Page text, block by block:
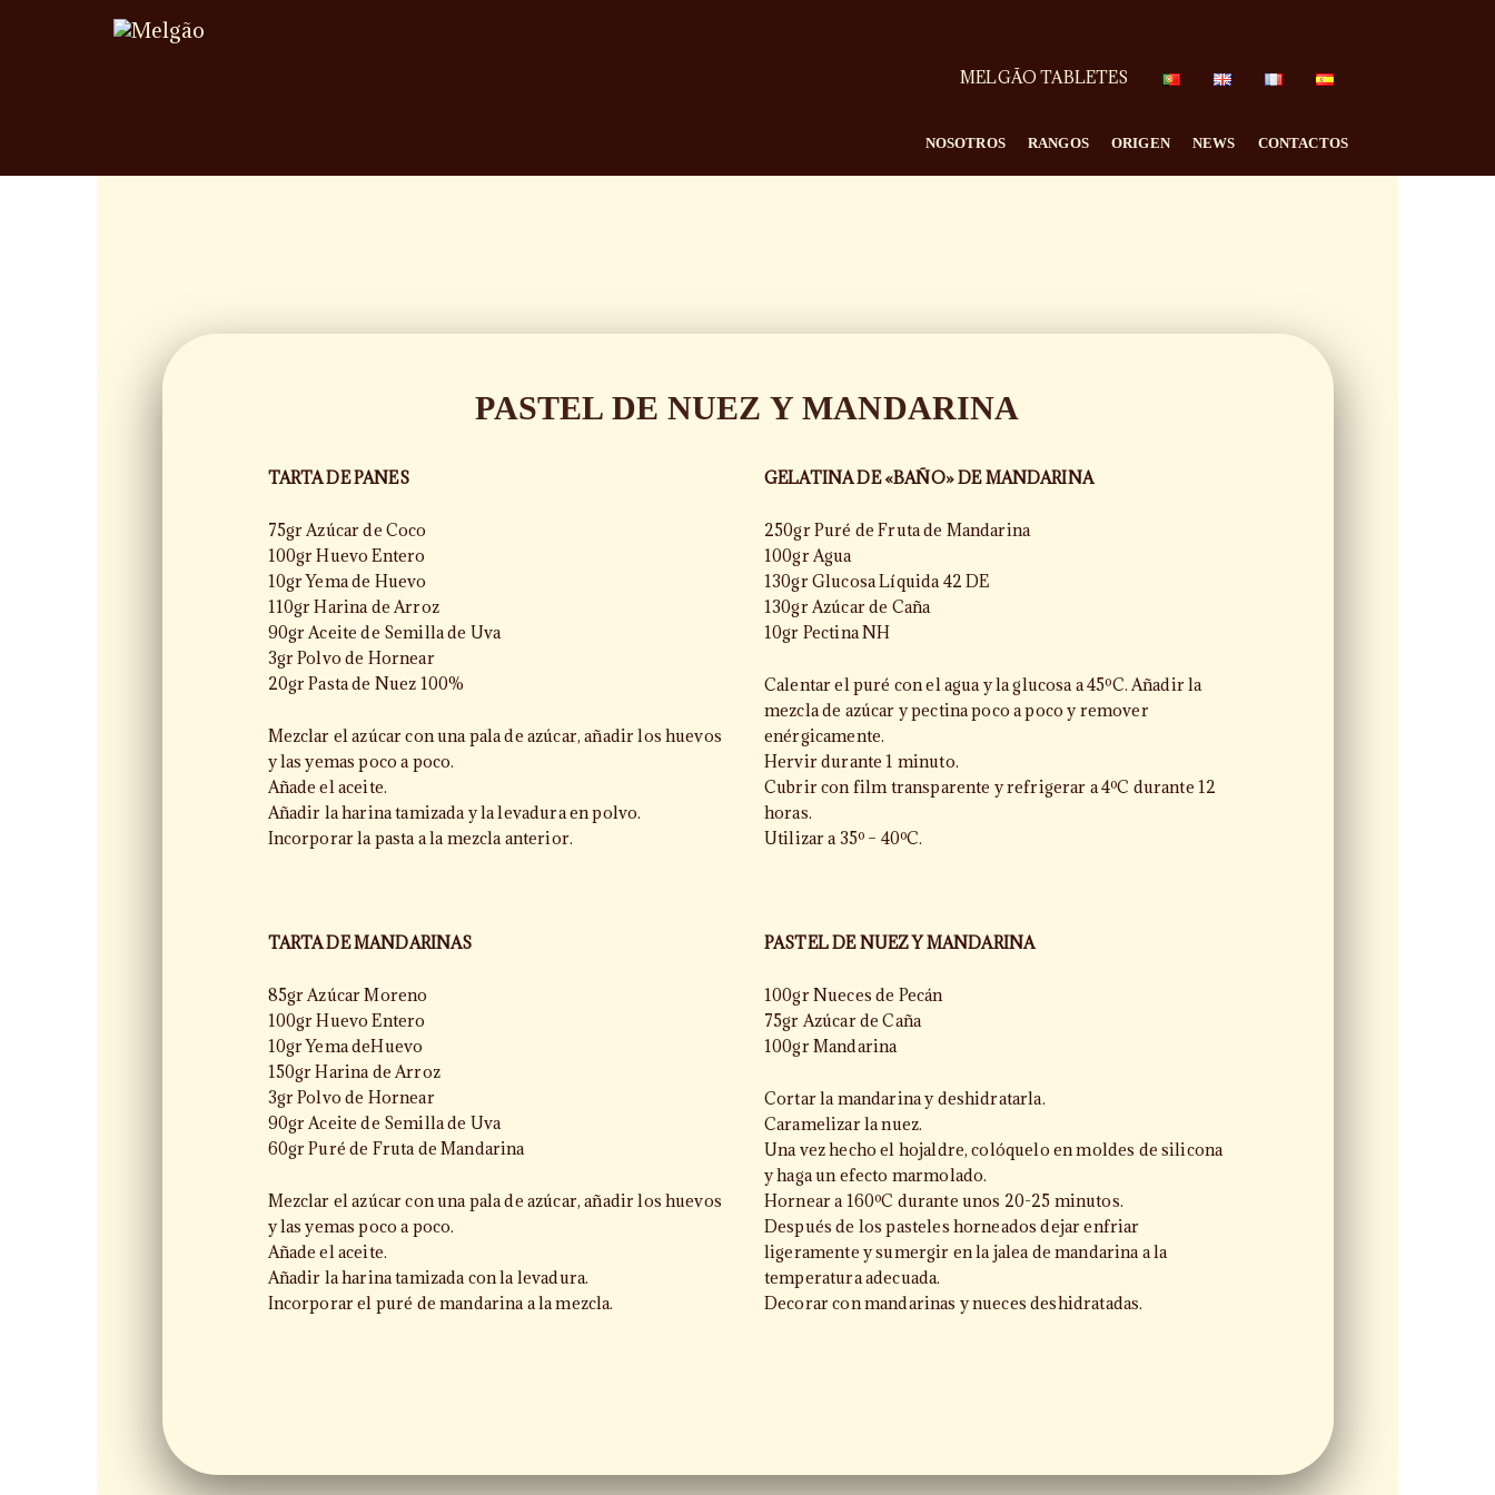
MELGÃO TABLETES
NOSOTROS RANGOS ORIGEN NEWS CONTACTOS
PASTEL DE NUEZ Y MANDARINA
TARTA DE PANES
75gr Azúcar de Coco
100gr Huevo Entero
10gr Yema de Huevo
110gr Harina de Arroz
90gr Aceite de Semilla de Uva
3gr Polvo de Hornear
20gr Pasta de Nuez 100%
Mezclar el azúcar con una pala de azúcar, añadir los huevos
y las yemas poco a poco.
Añade el aceite.
Añadir la harina tamizada y la levadura en polvo.
Incorporar la pasta a la mezcla anterior.
TARTA DE MANDARINAS
85gr Azúcar Moreno
100gr Huevo Entero
10gr Yema deHuevo
150gr Harina de Arroz
3gr Polvo de Hornear
90gr Aceite de Semilla de Uva
60gr Puré de Fruta de Mandarina
Mezclar el azúcar con una pala de azúcar, añadir los huevos
y las yemas poco a poco.
Añade el aceite.
Añadir la harina tamizada con la levadura.
Incorporar el puré de mandarina a la mezcla.
GELATINA DE «BAÑO» DE MANDARINA
250gr Puré de Fruta de Mandarina
100gr Agua
130gr Glucosa Líquida 42 DE
130gr Azúcar de Caña
10gr Pectina NH
Calentar el puré con el agua y la glucosa a 45ºC. Añadir la
mezcla de azúcar y pectina poco a poco y remover
enérgicamente.
Hervir durante 1 minuto.
Cubrir con film transparente y refrigerar a 4ºC durante 12
horas.
Utilizar a 35º – 40ºC.
PASTEL DE NUEZ Y MANDARINA
100gr Nueces de Pecán
75gr Azúcar de Caña
100gr Mandarina
Cortar la mandarina y deshidratarla.
Caramelizar la nuez.
Una vez hecho el hojaldre, colóquelo en moldes de silicona
y haga un efecto marmolado.
Hornear a 160ºC durante unos 20-25 minutos.
Después de los pasteles horneados dejar enfriar
ligeramente y sumergir en la jalea de mandarina a la
temperatura adecuada.
Decorar con mandarinas y nueces deshidratadas.